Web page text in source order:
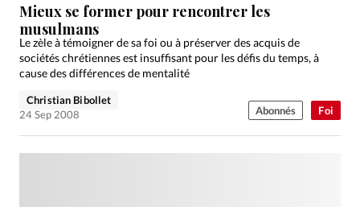
Foi
Mieux se former pour rencontrer les
musulmans
Le zèle à témoigner de sa foi ou à préserver des acquis de
sociétés chrétiennes est insuffisant pour les défis du temps, à
cause des différences de mentalité
Christian Bibollet
24 Sep 2008
Abonnés